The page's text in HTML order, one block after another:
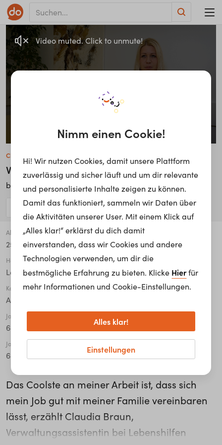
Video muted. Click to unmute!
Claudia Braun
Verwaltungsassistentin
bei LebensGroß
Alter
25 - 34
Höchste abgeschlossene Ausbildung
Lehre / Ausbildung
Karriere Level
Angestellter*e
Jahre in der Organisation
6 - 10
Jahre in der aktuellen Tätigkeit
6 - 10
Das Coolste an meiner Arbeit ist, dass sich
mein Job gut mit meiner Familie vereinbaren
lässt, erzählt Claudia Braun,
Verwaltungsassistentin bei Lebenshilfen
Nimm einen Cookie!
Hi! Wir nutzen Cookies, damit unsere Plattform
zuverlässig und sicher läuft und um dir relevante
und personalisierte Inhalte zeigen zu können.
Damit das funktioniert, sammeln wir Daten über
die Aktivitäten unserer User. Mit einem Klick auf
„Alles klar!“ erklärst du dich damit
einverstanden, dass wir Cookies und andere
Technologien verwenden, um dir die
bestmögliche Erfahrung zu bieten. Klicke Hierfür
mehr Informationen und Cookie-Einstellungen.
Einstellungen
Alles klar!